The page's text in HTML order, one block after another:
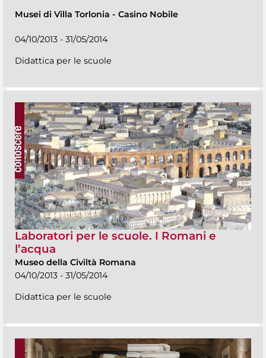
Musei di Villa Torlonia - Casino Nobile
04/10/2013 - 31/05/2014
Didattica per le scuole
Laboratori per le scuole. I Romani e
l’acqua
Museo della Civiltà Romana
04/10/2013 - 31/05/2014
Didattica per le scuole